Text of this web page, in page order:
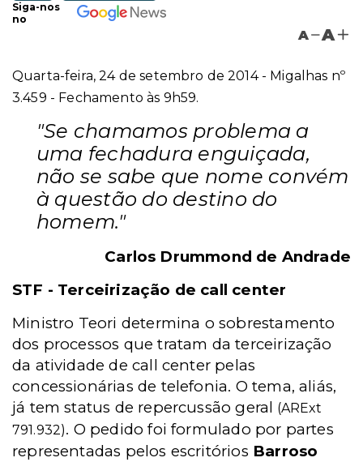
Siga-nos
no
A A
Quarta-feira, 24 de setembro de 2014 - Migalhas nº
3.459 - Fechamento às 9h59.
"Se chamamos problema a
uma fechadura enguiçada,
não se sabe que nome convém
à questão do destino do
homem."
Carlos Drummond de Andrade
STF - Terceirização de call center
Ministro Teori determina o sobrestamento
dos processos que tratam da terceirização
da atividade de call center pelas
concessionárias de telefonia. O tema, aliás,
já tem status de repercussão geral (ARExt
791.932). O pedido foi formulado por partes
representadas pelos escritórios Barroso